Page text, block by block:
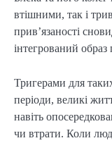
втішними, так і
прив’язаності
інтегрований
Тригерами для
періоди, великі
навіть
чи втрати. Коли